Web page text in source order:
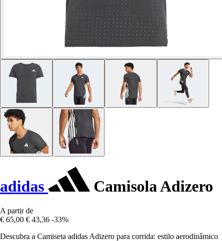
adidas Camisola Adizero
A partir de
€ 65,00 € 43,36 -33%
Descubra a Camiseta adidas Adizero para corrida: estilo aerodinâmico